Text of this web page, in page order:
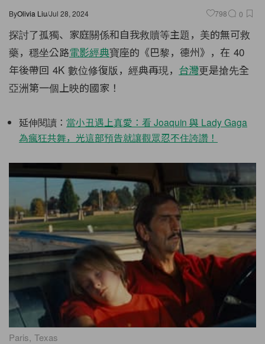
ByOlivia Liu/Jul 28, 2024 798 0
探討了孤獨、家庭關係和自我救贖等主題，美的無可救
藥，穩坐公路電影經典寶座的《巴黎，德州》，在 40
年後帶回 4K 數位修復版，經典再現， 台灣更是搶先全
亞洲第一個上映的國家！
延伸閱讀： 當小丑遇上真愛：看 Joaquin 與 Lady Gaga
為瘋狂共舞，光這部預告就讓觀眾忍不住誇讚！
Paris, Texas